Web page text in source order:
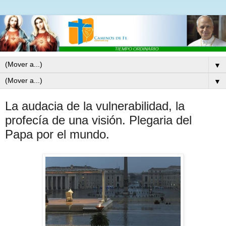
▼
▼
La audacia de la vulnerabilidad, la
profecía de una visión. Plegaria del
Papa por el mundo.